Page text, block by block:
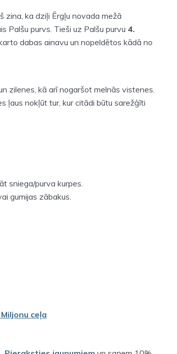
zina, ka dziļi Ērgļu novada mežā
Palšu purvs. Tieši uz Palšu purvu 4.
dabas ainavu un nopeldētos kādā no
zilenes, kā arī nogaršot melnās vistenes.
ļaus nokļūt tur, kur citādi būtu sarežģīti
sniega/purva kurpes.
gumijas zābakus.
ceļa